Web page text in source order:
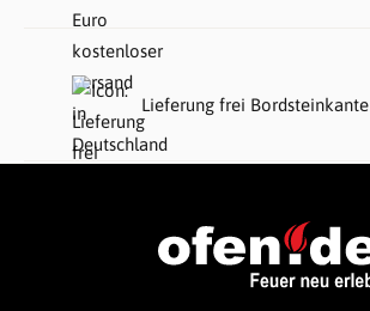
Lieferung frei Bordsteinkante